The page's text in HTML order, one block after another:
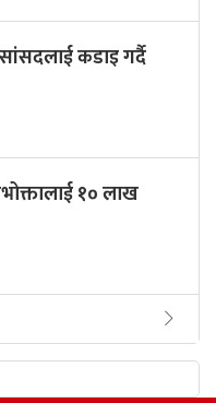
सांसदलाई कडाइ गर्दै
१० लाख